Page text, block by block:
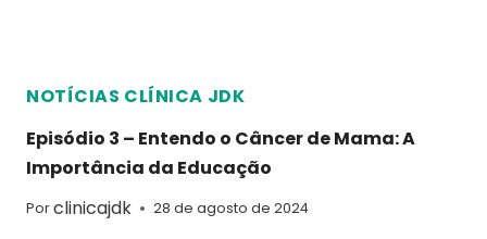
NOTÍCIAS CLÍNICA JDK
Episódio 3 – Entendo o Câncer de Mama: A
Importância da Educação
Porclinicajdk 28 de agosto de 2024